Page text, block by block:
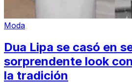
Moda
Dua Lipa se casó en
sorprendente look
la tradición